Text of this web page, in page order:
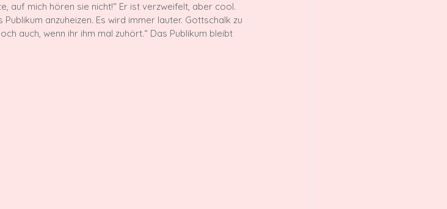
auf mich hören sie nicht!“ Er ist verzweifelt, aber cool.
anzuheizen. Es wird immer lauter. Gottschalk zu
auch, wenn ihr ihm mal zuhört.“ Das Publikum bleibt